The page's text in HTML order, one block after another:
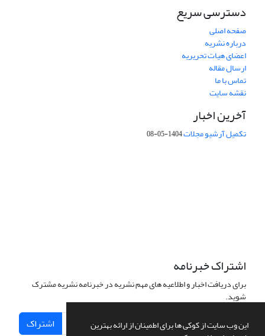
این وب سایت از کوکی ها برای اطمینان از ارائه بهترین
دسترسی سریع
صفحه اصلی
درباره نشریه
اعضای هیات تحریریه
ارسال مقاله
تماس با ما
نقشه سایت
آخرین اخبار
تکمیل آرشیو مجلات1404-05-08
اشتراک خبرنامه
برای دریافت اخبار و اطلاعیه های مهم نشریه در خبرنامه نشریه مشترک
شوید.
اشتراک